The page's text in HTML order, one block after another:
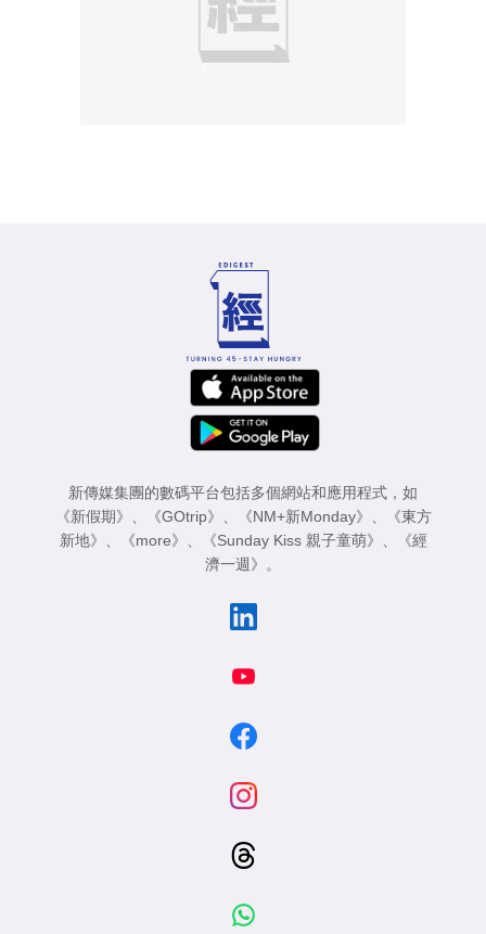
新傳媒集團的數碼平台包括多個網站和應用程式，如
《新假期》
《GOtrip》 《NM+新Monday》
《東方
新地》
《more》 《Sunday Kiss 親子童萌》
《經
濟一週》
。